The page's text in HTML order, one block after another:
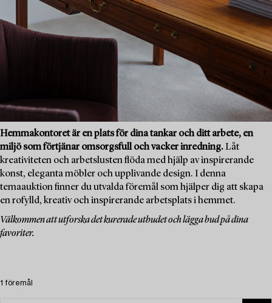
Hemmakontoret är en plats för dina tankar och ditt arbete, en
miljö som förtjänar omsorgsfull och vacker inredning. Låt
kreativiteten och arbetslusten flöda med hjälp av inspirerande
konst, eleganta möbler och upplivande design. I denna
temaauktion finner du utvalda föremål som hjälper dig att skapa
en rofylld, kreativ och inspirerande arbetsplats i hemmet.
Välkommen att utforska det kurerade utbudet och lägga bud på dina
favoriter.
1 föremål